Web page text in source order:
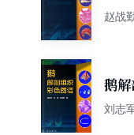
赵战
鹅解
刘志